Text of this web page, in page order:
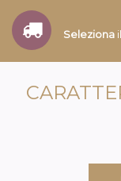
Seleziona